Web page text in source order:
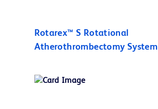
Rotarex™ S Rotational
Atherothrombectomy System